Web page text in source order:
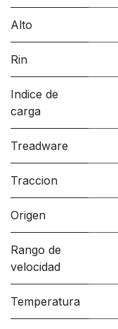
Alto
Rin
Indice de
carga
Treadware
Traccion
Origen
Rango de
velocidad
Temperatura